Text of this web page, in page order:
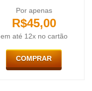
Por apenas
R$45,00
em até 12x no cartão
COMPRAR